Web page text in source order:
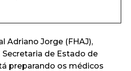
Adriano Jorge (FHAJ),
de Estado de
preparando os médicos